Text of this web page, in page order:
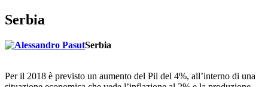
Serbia
Serbia
Per il 2018 è previsto un aumento del Pil del 4%, all’interno di una